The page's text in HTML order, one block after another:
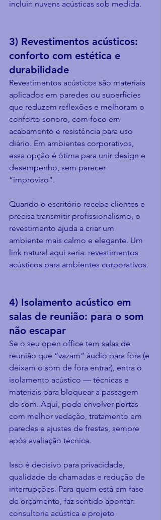
incluir: nuvens acústicas sob medida.
3) Revestimentos acústicos:
conforto com estética e
durabilidade
Revestimentos acústicos são materiais
aplicados em paredes ou superfícies
que reduzem reflexões e melhoram o
conforto sonoro, com foco em
acabamento e resistência para uso
diário. Em ambientes corporativos,
essa opção é ótima para unir design e
desempenho, sem parecer
“improviso”.
Quando o escritório recebe clientes e
precisa transmitir profissionalismo, o
revestimento ajuda a criar um
ambiente mais calmo e elegante. Um
link natural aqui seria: revestimentos
acústicos para ambientes corporativos.
4) Isolamento acústico em
salas de reunião: para o som
não escapar
Se o seu open office tem salas de
reunião que “vazam” áudio para fora (e
deixam o som de fora entrar), entra o
isolamento acústico — técnicas e
materiais para bloquear a passagem
do som. Aqui, pode envolver portas
com melhor vedação, tratamento em
paredes e ajustes de frestas, sempre
após avaliação técnica.
Isso é decisivo para privacidade,
qualidade de chamadas e redução de
interrupções. Para quem está em fase
de orçamento, faz sentido apontar:
consultoria acústica e projeto